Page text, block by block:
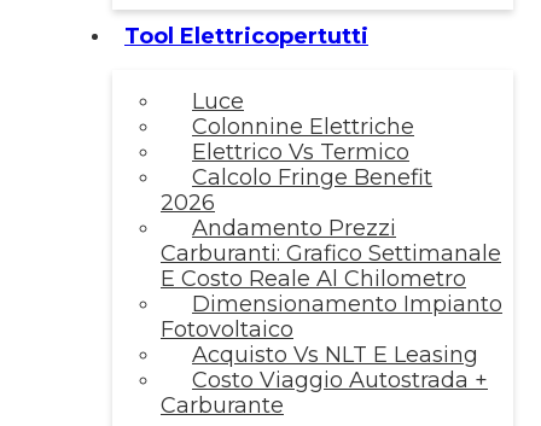
Tool Elettricopertutti
Luce
Colonnine Elettriche
Elettrico Vs Termico
Calcolo Fringe Benefit
2026
Andamento Prezzi
Carburanti: Grafico Settimanale
E Costo Reale Al Chilometro
Dimensionamento Impianto
Fotovoltaico
Acquisto Vs NLT E Leasing
Costo Viaggio Autostrada +
Carburante